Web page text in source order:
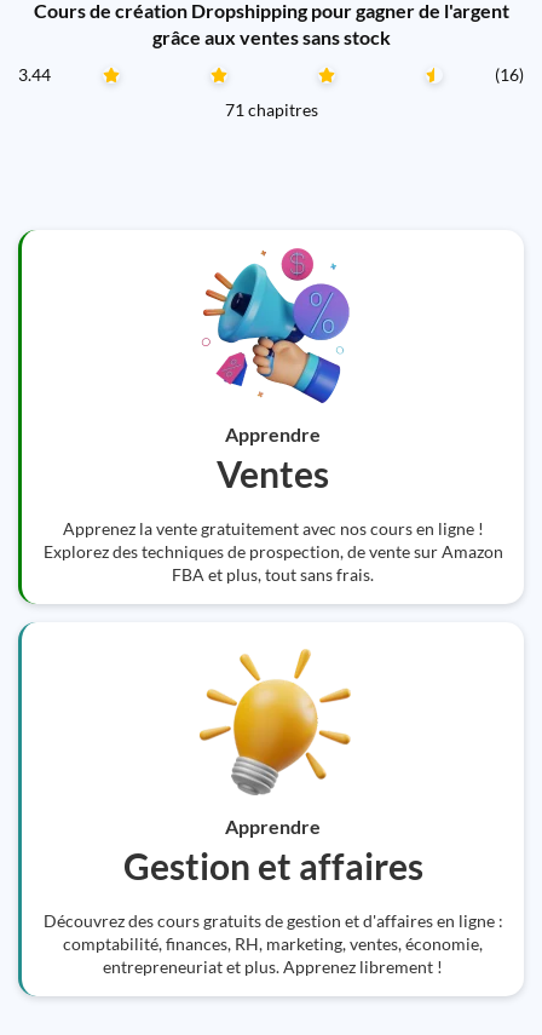
Cours de création Dropshipping pour gagner de l'argent
grâce aux ventes sans stock
3.44
(16)
71 chapitres
Apprendre
Ventes
Apprenez la vente gratuitement avec nos cours en ligne !
Explorez des techniques de prospection, de vente sur Amazon
FBA et plus, tout sans frais.
Apprendre
Gestion et affaires
Découvrez des cours gratuits de gestion et d'affaires en ligne :
comptabilité, finances, RH, marketing, ventes, économie,
entrepreneuriat et plus. Apprenez librement !